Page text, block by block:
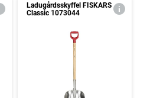
Ladugårdsskyffel FISKARS
Classic 1073044